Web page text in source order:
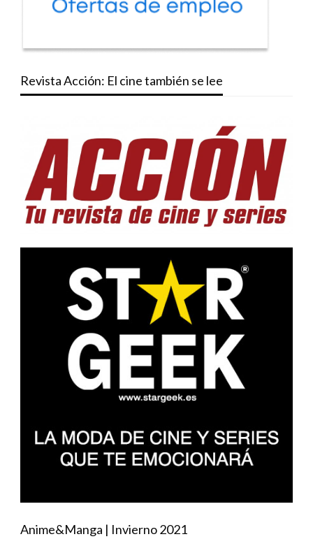
Revista Acción: El cine también se lee
Anime&Manga | Invierno 2021